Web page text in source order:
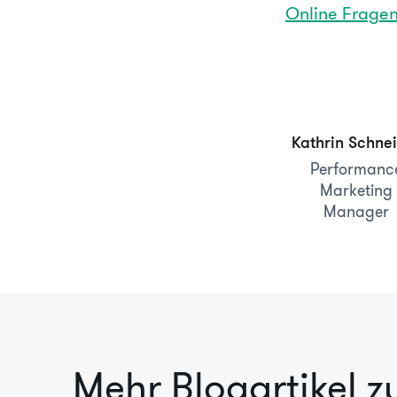
Online Fragen
Kathrin
Marketing
Manager